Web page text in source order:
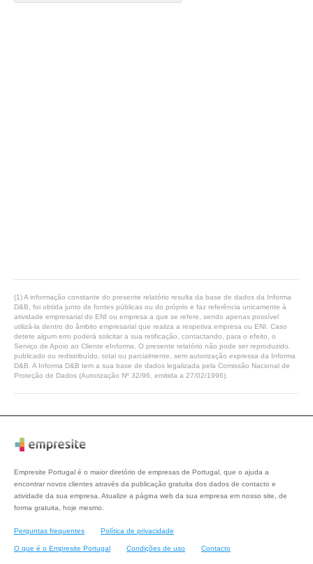
(1) A informação constante do presente relatório resulta da base de dados da Informa
D&B, foi obtida junto de fontes públicas ou do próprio e faz referência unicamente à
atividade empresarial do ENI ou empresa a que se refere, sendo apenas possível
utilizá-la dentro do âmbito empresarial que realiza a respetiva empresa ou ENI. Caso
detete algum erro poderá solicitar a sua retificação, contactando, para o efeito, o
Serviço de Apoio ao Cliente eInforma. O presente relatório não pode ser reproduzido,
publicado ou redistribuído, total ou parcialmente, sem autorização expressa da Informa
D&B. A Informa D&B tem a sua base de dados legalizada pela Comissão Nacional de
Proteção de Dados (Autorização Nº 32/96, emitida a 27/02/1996).
Empresite Portugal é o maior diretório de empresas de Portugal, que o ajuda a
encontrar novos clientes através da publicação gratuita dos dados de contacto e
atividade da sua empresa. Atualize a página web da sua empresa em nosso site, de
forma gratuita, hoje mesmo.
Perguntas frequentes Política de privacidade
O que é o Empresite Portugal Condições de uso Contacto